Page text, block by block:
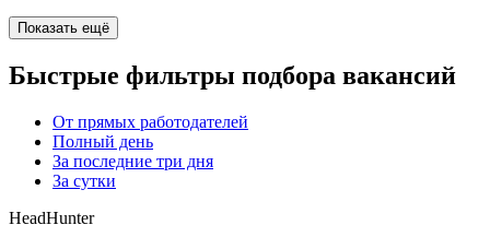
Показать ещё
Быстрые фильтры подбора вакансий
От прямых работодателей
Полный день
За последние три дня
За сутки
HeadHunter